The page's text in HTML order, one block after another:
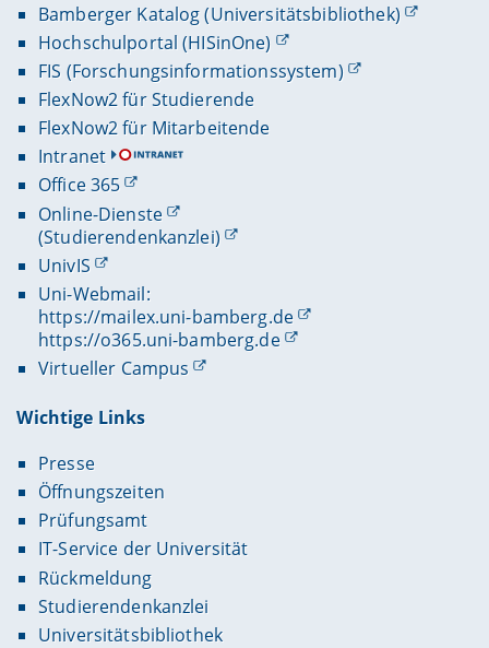
Bamberger Katalog (Universitätsbibliothek)
Hochschulportal (HISinOne)
FIS (Forschungsinformationssystem)
FlexNow2 für Studierende
FlexNow2 für Mitarbeitende
Intranet
Office 365
Online-Dienste
(Studierendenkanzlei)
UnivIS
Uni-Webmail:
https://mailex.uni-bamberg.de
https://o365.uni-bamberg.de
Virtueller Campus
Wichtige Links
Presse
Öffnungszeiten
Prüfungsamt
IT-Service der Universität
Rückmeldung
Studierendenkanzlei
Universitätsbibliothek